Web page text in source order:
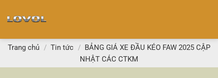
đến
dung
Trang chủ / Tin tức / BẢNG GIÁ XE ĐẦU KÉO FAW 2025 CẬP
NHẬT CÁC CTKM